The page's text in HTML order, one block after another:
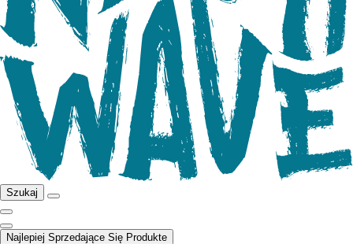
Szukaj
Najlepiej Sprzedające Się Produkte